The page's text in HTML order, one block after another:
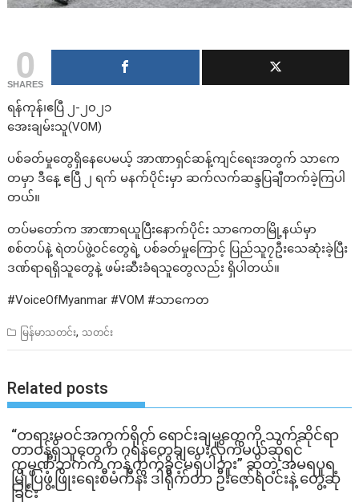
0
SHARES
ရန်ကုန်၊ဧပြီ ၂-၂၀၂၁
အေးချမ်းသူ(VOM)
ပစ်ခတ်မှုတွေရှိနေပေမယ့် အာဏာရှင်ဆန့်ကျင်ရေးအတွက် သာကေ
တမှာ ဒီနေ့ ဧပြီ ၂ ရက် မနက်ပိုင်းမှာ ဆက်လက်ဆန္ဒပြချီတက်ခဲ့ကြပါ
တယ်။
တပ်မတော်က အာဏာရယူပြီးနောက်ပိုင်း သာကေတမြို့နယ်မှာ
စစ်တပ်နဲ့ ရဲတပ်ဖွဲ့ဝင်တွေရဲ့ ပစ်ခတ်မှုကြောင့် ပြည်သူ၇ဦးသေဆုံးခဲ့ပြီး
ဒဏ်ရာရရှိသူတွေနဲ့ ဖမ်းဆီးခံရသူတွေလည်း ရှိပါတယ်။
#VoiceOfMyanmar #VOM #သာကေတ
မြန်မာသတင်း, သတင်း
Related posts
“တရားမဝင်အကွက်ရိုက် ရောင်းချမှုတွေကို သက်ဆိုင်ရာ
တာဝန်ရှိသူတွေက ဂရန်တွေချပေးလိုက်မယ်ဆိုရင်
ကုမ္ပဏီဘက်က ကန့်ကွက်ခွင့်မရှိပါဘူး” ဆိုတဲ့ အမရပူရ
မြို့ပြဖွံ့ဖြိုးရေးစီမံကိန်း ဒါရိုက်တာ ဦးဇော်ရဲဝင်းနဲ့ တွေ့ဆုံ
ခြင်း